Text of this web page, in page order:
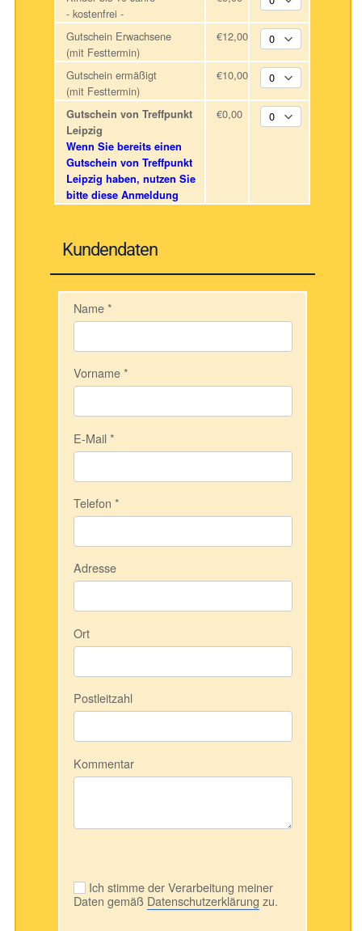
- kostenfrei -
Gutschein Erwachsene
(mit Festtermin)
€12,00
Gutschein ermäßigt
(mit Festtermin)
€10,00
Gutschein von Treffpunkt
Leipzig
Wenn Sie bereits einen
Gutschein von Treffpunkt
Leipzig haben, nutzen Sie
bitte diese Anmeldung
€0,00
Kundendaten
Name*
Vorname*
E-Mail*
Telefon *
Adresse
Ort
Postleitzahl
Kommentar
Ich stimme der Verarbeitung meiner
Daten gemäß Datenschutzerklärung zu.